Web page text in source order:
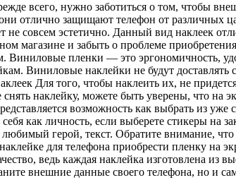
всего, нужно заботиться о том, чтобы
отлично защищают телефон от различных
не совсем эстетично. Данный вид наклеек
магазине и забыть о проблеме
пленки — это эргономичность,
Виниловые наклейки не будут доставлять
Для того, чтобы наклеить их, не
наклейку, можете быть уверены, что на
возможность как выбрать из уже
как личность, если выберете стикеры на
герой, текст. Обратите внимание,
для телефона приобрести пленку на
ведь каждая наклейка изготовлена из
внешние данные своего телефона, но и